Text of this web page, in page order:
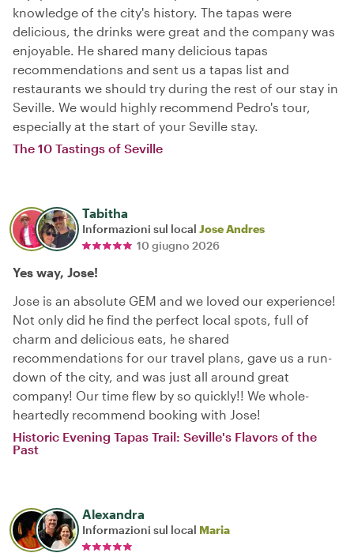
knowledge of the city's history. The tapas were
delicious, the drinks were great and the company was
enjoyable. He shared many delicious tapas
recommendations and sent us a tapas list and
restaurants we should try during the rest of our stay in
Seville. We would highly recommend Pedro's tour,
especially at the start of your Seville stay.
The 10 Tastings of Seville
Tabitha
Informazioni sul local Jose Andres
10 giugno 2026
Yes way, Jose!
Jose is an absolute GEM and we loved our experience!
Not only did he find the perfect local spots, full of
charm and delicious eats, he shared
recommendations for our travel plans, gave us a run-
down of the city, and was just all around great
company! Our time flew by so quickly!! We whole-
heartedly recommend booking with Jose!
Historic Evening Tapas Trail: Seville's Flavors of the
Past
Alexandra
Informazioni sul local Maria